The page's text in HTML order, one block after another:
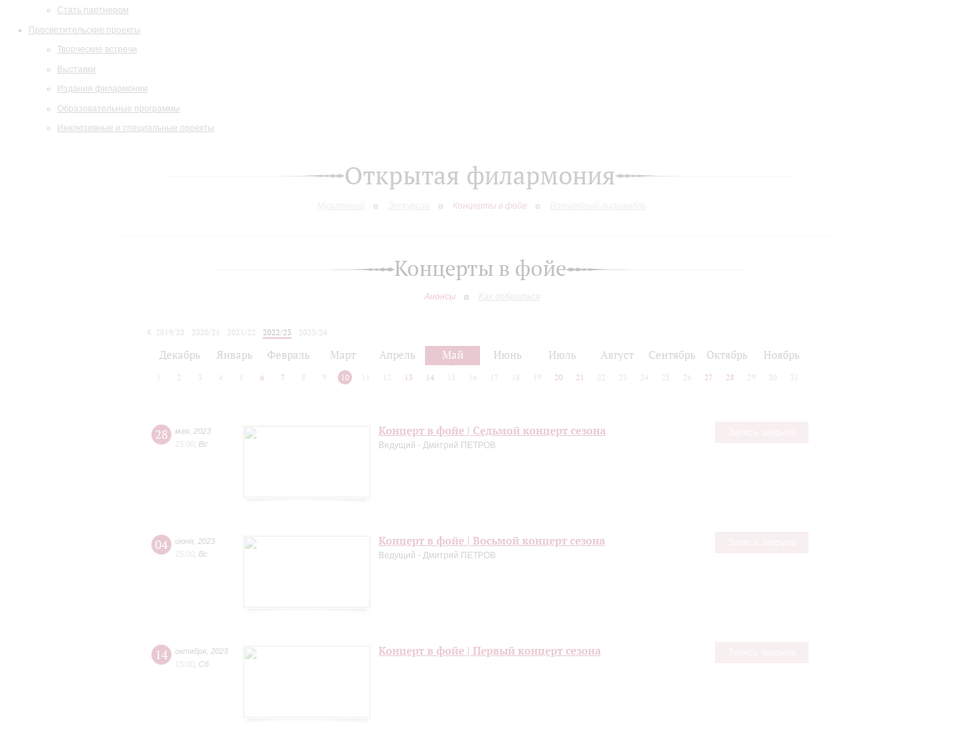
Стать партнером
Просветительские проекты
Творческие встречи
Выставки
Издания филармонии
Образовательные программы
Инклюзивные и специальные проекты
Открытая филармония
Концерты в фойе
Концерты в фойе
Анонсы Как добраться
2019/20 2020/21 2021/22 2022/23
2023/24
Декабрь Январь Февраль Март Апрель Май Июнь Июль Август Сентябрь Октябрь Ноябрь
2 3 4 5 6 7 8 9 10 12 13 14 15 16 17 18 19 20 21 22 23 24 25 26 27 28 29 30 31
28 мая 2023
15:00 Вс
Концерт в фойе | Седьмой концерт сезона
Ведущий - Дмитрий ПЕТРОВ
04 июня 2023
15:00 Вс
Концерт в фойе | Восьмой концерт сезона
Ведущий - Дмитрий ПЕТРОВ
14 октября 2023
15:00 Сб
Концерт в фойе | Первый концерт сезона